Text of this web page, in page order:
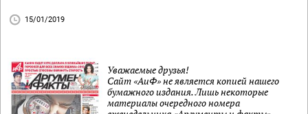
15/01/2019
Уважаемые друзья!
Сайт «АиФ» не является копией нашего
бумажного издания. Лишь некоторые
материалы очередного номера